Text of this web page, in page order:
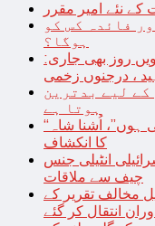
نئے امیر مقرر
فائدہ کس کو
ہوگا؟
غزہ پر اسرائیلی جارحیت 70 ویں روز بھی جاری:
کے لیے بدترین
ہوتا ہے
“غزہ کے حالات دیکھ کر اسلام کے قریب آئی ہوں”، اُشنا شاہ
کا انکشاف
انٹیلی جنس
چیف سے ملاقات
مخالف تقریر کے
انتقال کر گئے